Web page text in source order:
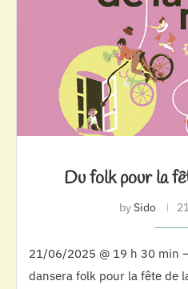
Du folk pour la
bySido
21/06/2025 @ 19 h 30 min
dansera folk pour la fête de